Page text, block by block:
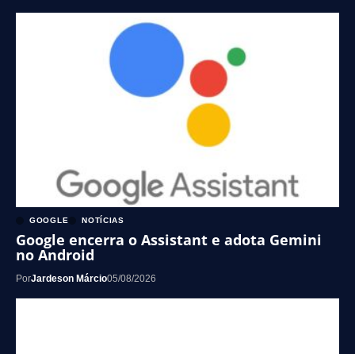
GOOGLE NOTÍCIAS
Google encerra o Assistant e adota Gemini
no Android
PorJardeson Márcio05/08/2026